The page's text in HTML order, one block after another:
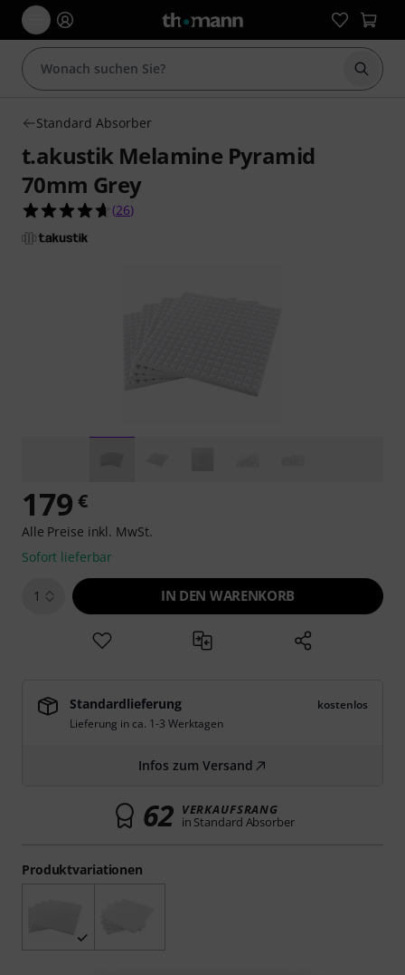
Suche
Standard Absorber
t.akustik Melamine Pyramid
70mm Grey
4.7 von 5 Sternen aus 26 Kundenbewertungen
(26)
Produktvariationen
179 €
Alle Preise inkl. MwSt.
Sofort lieferbar
1 IN DEN WARENKORB
Standardlieferung
kostenlos
Lieferung in ca. 1-3 Werktagen
Infos zum Versand
62 VERKAUFSRANG
in Standard Absorber